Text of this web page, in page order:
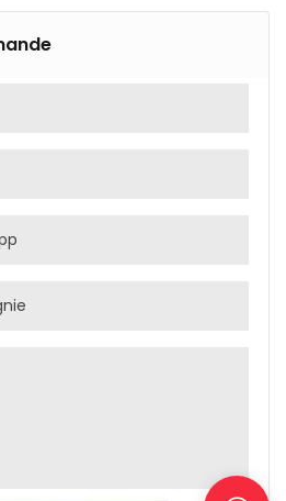
disque. Cette fourche de